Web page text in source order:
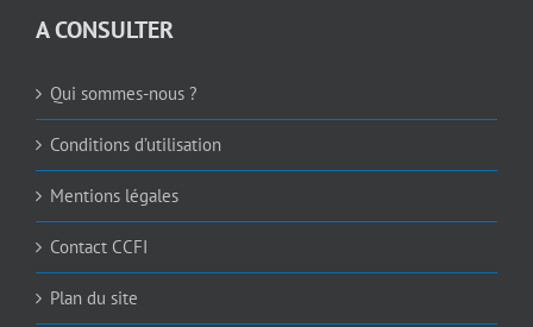
A CONSULTER
Qui sommes-nous ?
Conditions d’utilisation
Mentions légales
Contact CCFI
Plan du site